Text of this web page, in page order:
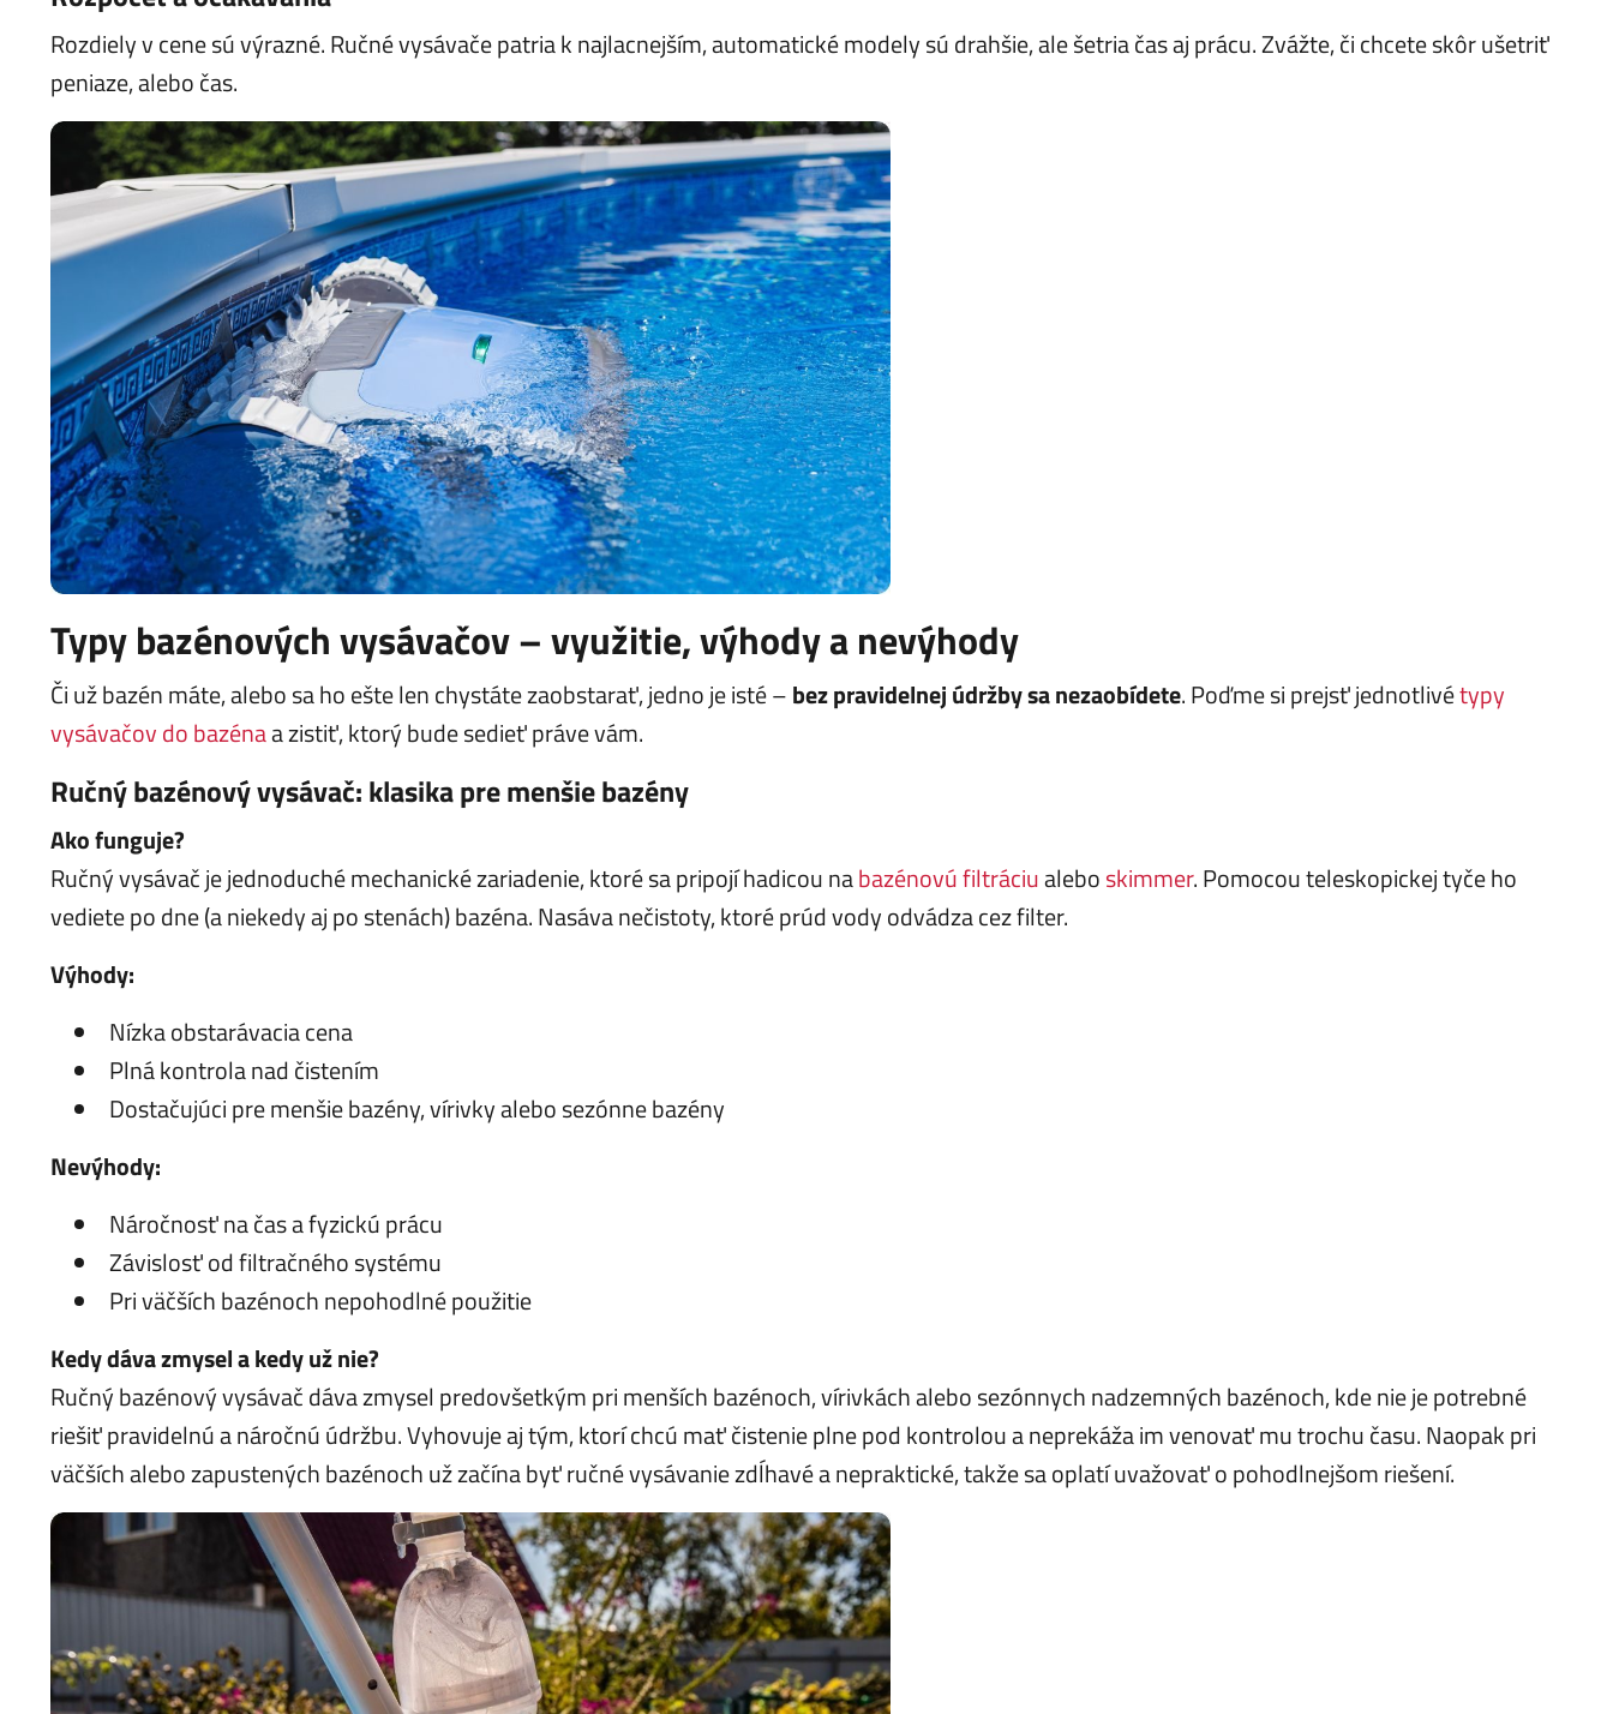
Rozdiely v cene sú výrazné. Ručné vysávače patria k najlacnejším, automatické modely sú drahšie, ale šetria čas aj prácu. Zvážte, či chcete skôr ušetriť
peniaze, alebo čas.
Typy bazénových vysávačov – využitie, výhody a nevýhody
Či už bazén máte, alebo sa ho ešte len chystáte zaobstarať, jedno je isté –bez pravidelnej údržby sa nezaobídete. Poďme si prejsť jednotlivétypy
vysávačov do bazénaa zistiť, ktorý bude sedieť práve vám.
Ručný bazénový vysávač: klasika pre menšie bazény
Ako funguje?
Ručný vysávač je jednoduché mechanické zariadenie, ktoré sa pripojí hadicou nabazénovú filtráciualeboskimmer. Pomocou teleskopickej tyče ho
vediete po dne (a niekedy aj po stenách) bazéna. Nasáva nečistoty, ktoré prúd vody odvádza cez filter.
Výhody:
Nízka obstarávacia cena
Plná kontrola nad čistením
Dostačujúci pre menšie bazény, vírivky alebo sezónne bazény
Nevýhody:
Náročnosť na čas a fyzickú prácu
Závislosť od filtračného systému
Pri väčších bazénoch nepohodlné použitie
Kedy dáva zmysel a kedy už nie?
Ručný bazénový vysávač dáva zmysel predovšetkým pri menších bazénoch, vírivkách alebo sezónnych nadzemných bazénoch, kde nie je potrebné
riešiť pravidelnú a náročnú údržbu. Vyhovuje aj tým, ktorí chcú mať čistenie plne pod kontrolou a neprekáža im venovať mu trochu času. Naopak pri
väčších alebo zapustených bazénoch už začína byť ručné vysávanie zdĺhavé a nepraktické, takže sa oplatí uvažovať o pohodlnejšom riešení.